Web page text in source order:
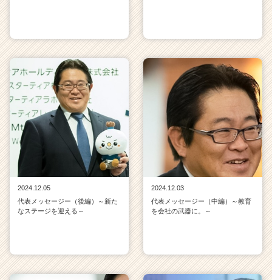
2024.12.05
代表メッセージー（後編）～新た
なステージを迎える～
2024.12.03
代表メッセージー（中編）～教育
を会社の武器に。～